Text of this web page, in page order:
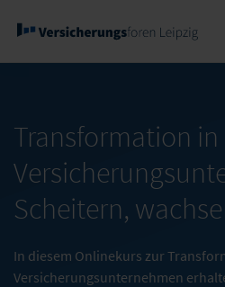
Transformation in
Scheitern,
In diesem Onlinekurs zur
Versicherungsunternehmen